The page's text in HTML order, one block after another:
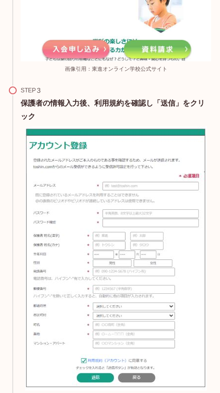
画像引用：東進オンライン学校公式サイト
STEP
保護者の情報入力後、利用規約を確認し「送信」をクリ
ック